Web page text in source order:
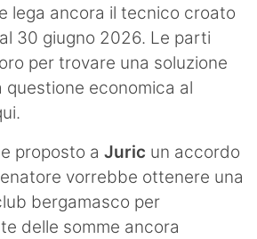
lega ancora il tecnico croato
30 giugno 2026. Le parti
per trovare una soluzione
questione economica al
proposto a Juric un accordo
vorrebbe ottenere una
bergamasco per
delle somme ancora